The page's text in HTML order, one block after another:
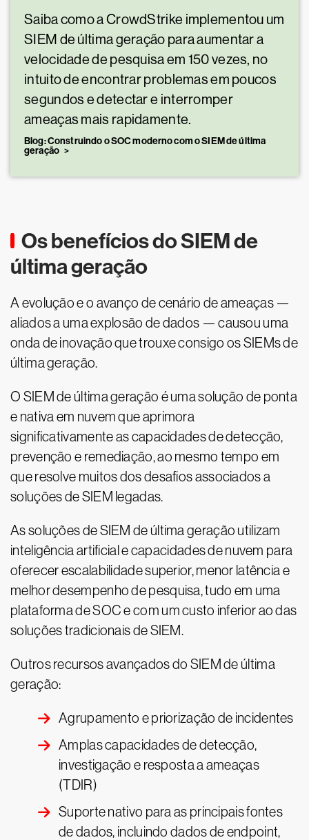
Saiba como a CrowdStrike implementou um
SIEM de última geração para aumentar a
velocidade de pesquisa em 150 vezes, no
intuito de encontrar problemas em poucos
segundos e detectar e interromper
ameaças mais rapidamente.
Blog: Construindo o SOC moderno com o SIEM de última
geração
Os benefícios do SIEM de
última geração
A evolução e o avanço de cenário de ameaças —
aliados a uma explosão de dados — causou uma
onda de inovação que trouxe consigo os SIEMs de
última geração.
O SIEM de última geração é uma solução de ponta
e nativa em nuvem que aprimora
significativamente as capacidades de detecção,
prevenção e remediação, ao mesmo tempo em
que resolve muitos dos desafios associados a
soluções de SIEM legadas.
As soluções de SIEM de última geração utilizam
inteligência artificial e capacidades de nuvem para
oferecer escalabilidade superior, menor latência e
melhor desempenho de pesquisa, tudo em uma
plataforma de SOC e com um custo inferior ao das
soluções tradicionais de SIEM.
Outros recursos avançados do SIEM de última
geração:
Agrupamento e priorização de incidentes
Amplas capacidades de detecção,
investigação e resposta a ameaças
(TDIR)
Suporte nativo para as principais fontes
de dados, incluindo dados de endpoint,